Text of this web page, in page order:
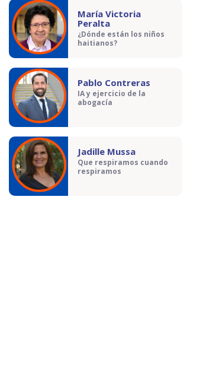
María Victoria
Peralta
¿Dónde están los niños
haitianos?
Pablo Contreras
IA y ejercicio de la
abogacía
Jadille Mussa
Que respiramos cuando
respiramos